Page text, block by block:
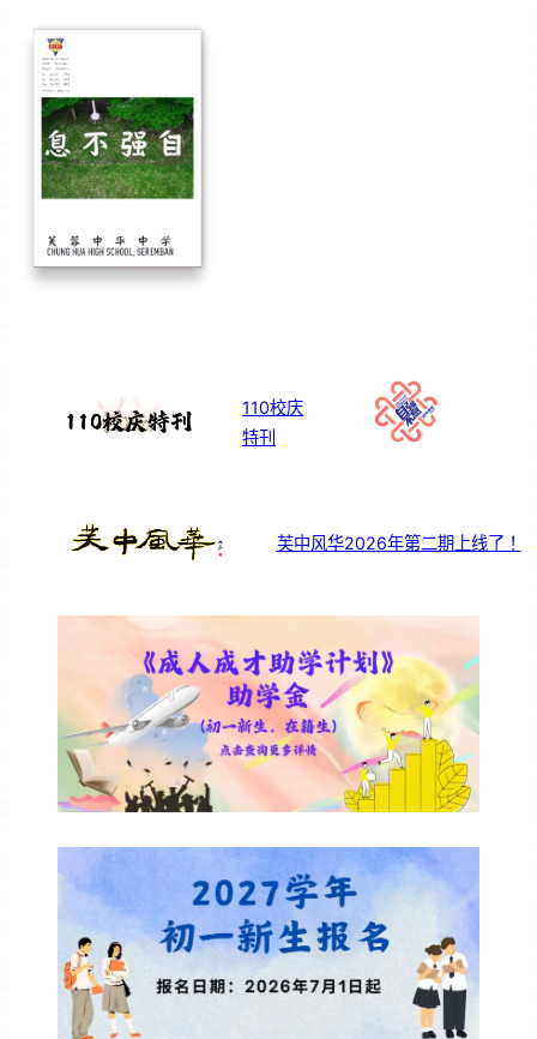
110校庆
特刊
芙中风华2026年第二期上线了！